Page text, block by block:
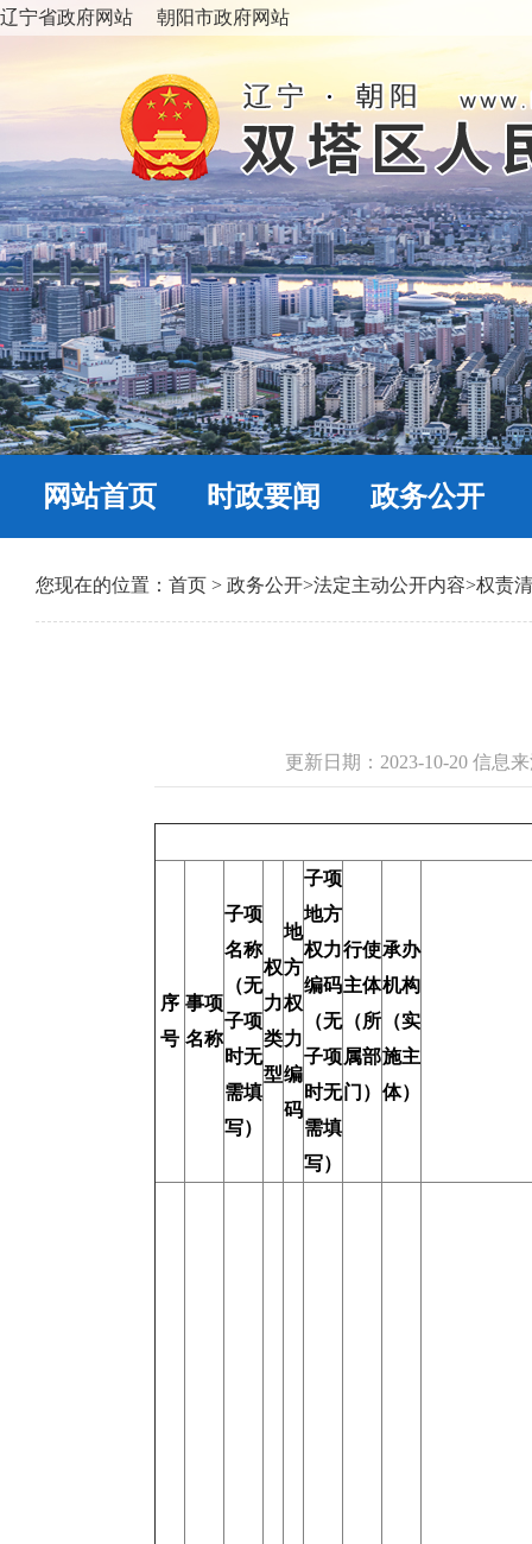
辽宁省政府网站 朝阳市政府网站
网站首页 时政要闻 政务公开
您现在的位置： 首页 > 政务公开>法定主动公开内容>权责
更新日期：2023-10-20 信息
序
号
事项
名称
子项
名称
（无
子项
时无
需填
写）
权
力
类
型
地
方
权
力
编
码
子项
地方
权力
编码
（无
子项
时无
需填
写）
行使
主体
（所
属部
门）
承办
机构
（实
施主
体）